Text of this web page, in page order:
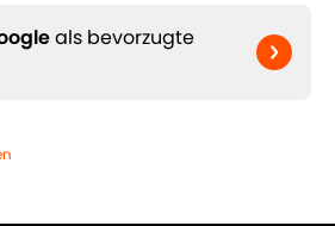
als bevorzugte